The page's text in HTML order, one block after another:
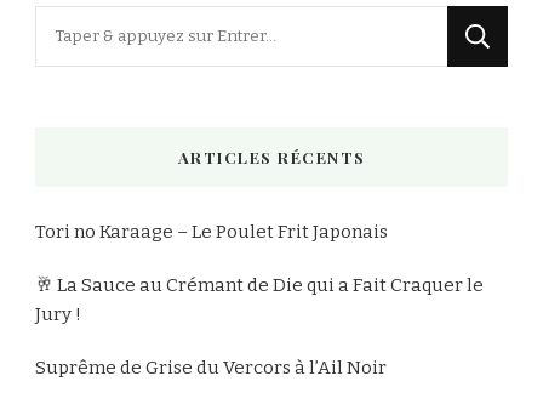
ARTICLES RÉCENTS
Tori no Karaage – Le Poulet Frit Japonais
🥂 La Sauce au Crémant de Die qui a Fait Craquer le
Jury !
Suprême de Grise du Vercors à l’Ail Noir